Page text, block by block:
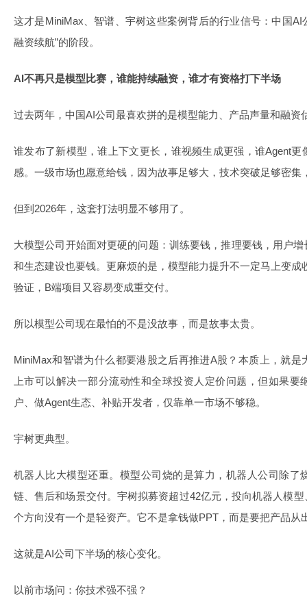
这才是MiniMax、智谱、宇树这些案例背后的行业信号：中国AI
融资续航”的阶段。
AI不再只是模型比赛，谁能持续融资，谁才有资格打下半场
过去两年，中国AI公司最喜欢拼的是模型能力、产品声量和融资
谁发布了新模型，谁上下文更长，谁视频生成更强，谁Agent
感。一级市场也愿意给钱，因为故事足够大，技术突破足够密集
但到2026年，这套打法明显不够用了。
大模型公司开始面对更硬的问题：训练要钱，推理要钱，用户
和生态建设也要钱。更麻烦的是，模型能力提升不一定马上变
验证，B端项目又容易变成重交付。
所以模型公司现在最怕的不是没故事，而是故事太贵。
MiniMax和智谱为什么都要港股之后再推进A股？本质上，就
上市可以解决一部分流动性和全球投资人定价问题，但如果
户、做Agent生态、补贴开发者，仅靠单一市场不够稳。
宇树更典型。
机器人比大模型还重。模型公司烧的是算力，机器人公司除了
链、售后和场景交付。宇树拟募资超过42亿元，投向机器人模
个方向没有一个是轻资产。它不是拿钱做PPT，而是要把产品从
这就是AI公司下半场的核心变化。
以前市场问：你技术强不强？